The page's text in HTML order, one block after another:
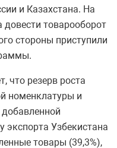
и Казахстана. На
товарооборот
стороны приступили
что резерв роста
номенклатуры и
экспорта Узбекистана
товары (39,3%),